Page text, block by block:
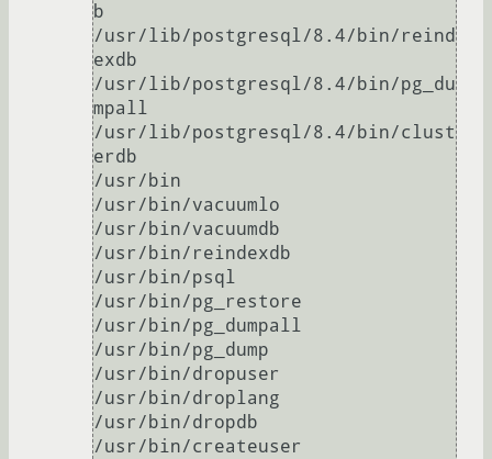
b
/usr/lib/postgresql/8.4/bin/reind
exdb
/usr/lib/postgresql/8.4/bin/pg_du
mpall
/usr/lib/postgresql/8.4/bin/clust
erdb
/usr/bin
/usr/bin/vacuumlo
/usr/bin/vacuumdb
/usr/bin/reindexdb
/usr/bin/psql
/usr/bin/pg_restore
/usr/bin/pg_dumpall
/usr/bin/pg_dump
/usr/bin/dropuser
/usr/bin/droplang
/usr/bin/dropdb
/usr/bin/createuser